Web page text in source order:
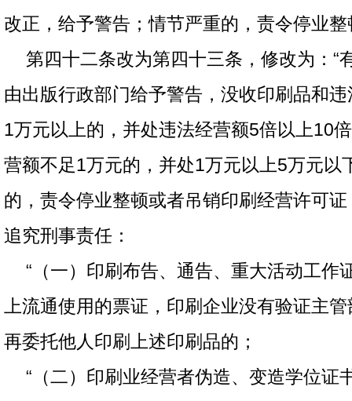
改正，给予警告；情节严重的，责令停业整
第四十二条改为第四十三条，修改为：“
由出版行政部门给予警告，没收印刷品和
1万元以上的，并处违法经营额5倍以上10
营额不足1万元的，并处1万元以上5万元以
的，责令停业整顿或者吊销印刷经营许可
追究刑事责任：
“（一）印刷布告、通告、重大活动工作
上流通使用的票证，印刷企业没有验证主
再委托他人印刷上述印刷品的；
“（二）印刷业经营者伪造、变造学位证